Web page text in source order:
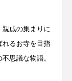
戚の集まりに
れるお寺を目指
思議な物語。